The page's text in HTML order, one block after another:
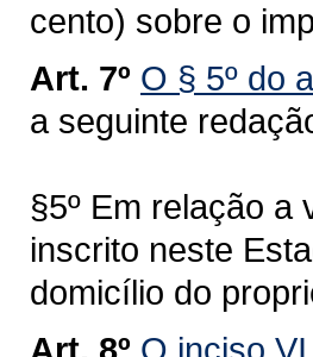
cento) sobre o
Art. 7º O § 5º do
a seguinte
§5º Em relação a
inscrito neste
domicílio do